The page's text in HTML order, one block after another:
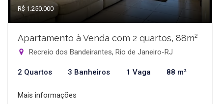
R$ 1.250.000
Apartamento à Venda com 2 quartos, 88m²
Recreio dos Bandeirantes, Rio de Janeiro-RJ
2 Quartos 3 Banheiros 1 Vaga 88 m²
Mais informações